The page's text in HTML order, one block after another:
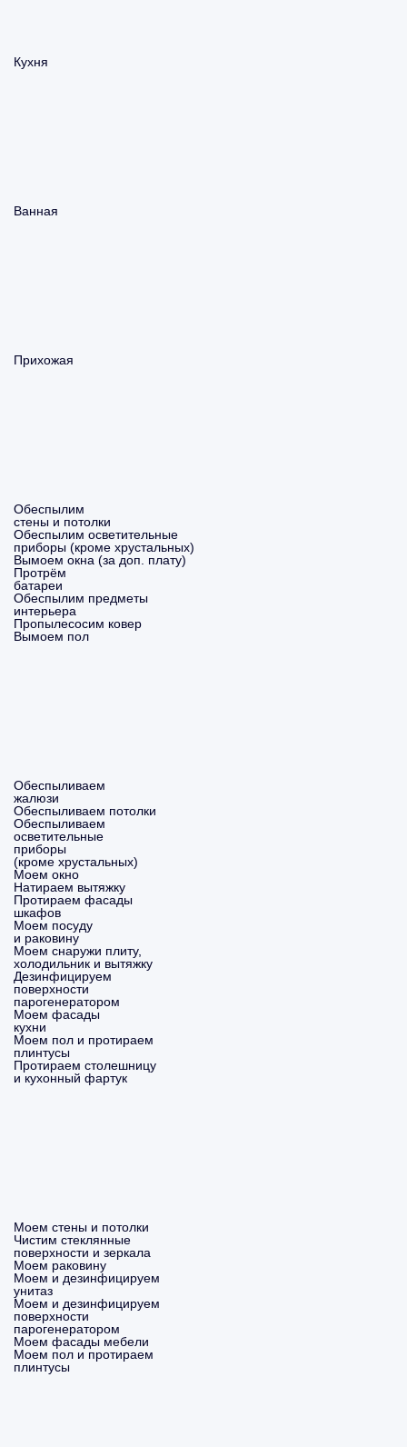
Кухня
Ванная
Прихожая
Обеспылим
стены и потолки
Обеспылим осветительные
приборы (кроме хрустальных)
Вымоем окна (за доп. плату)
Протрём
батареи
Обеспылим предметы
интерьера
Пропылесосим ковер
Вымоем пол
Обеспыливаем
жалюзи
Обеспыливаем потолки
Обеспыливаем
осветительные
приборы
(кроме хрустальных)
Моем окно
Натираем вытяжку
Протираем фасады
шкафов
Моем посуду
и раковину
Моем снаружи плиту,
холодильник и вытяжку
Дезинфицируем
поверхности
парогенератором
Моем фасады
кухни
Моем пол и протираем
плинтусы
Протираем столешницу
и кухонный фартук
Моем стены и потолки
Чистим стеклянные
поверхности и зеркала
Моем раковину
Моем и дезинфицируем
унитаз
Моем и дезинфицируем
поверхности
парогенератором
Моем фасады мебели
Моем пол и протираем
плинтусы